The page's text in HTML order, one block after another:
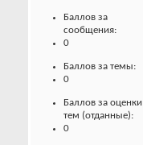
Баллов за
сообщения:
0
Баллов за темы:
0
Баллов за оценки
тем (отданные):
0